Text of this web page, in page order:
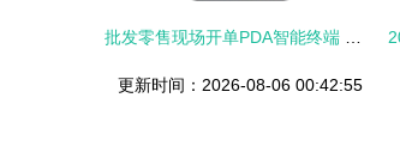
更新时间：2026-08-06 00:42:55